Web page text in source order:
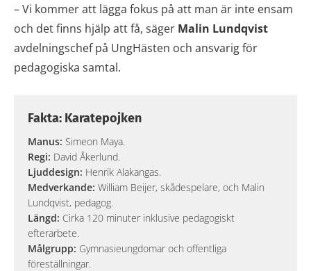
– Vi kommer att lägga fokus på att man är inte ensam
och det finns hjälp att få, säger Malin Lundqvist
avdelningschef på UngHästen och ansvarig för
pedagogiska samtal.
Fakta: Karatepojken
Manus: Simeon Maya.
Regi: David Åkerlund.
Ljuddesign: Henrik Alakangas.
Medverkande: William Beijer, skådespelare, och Malin
Lundqvist, pedagog.
Längd: Cirka 120 minuter inklusive pedagogiskt
efterarbete.
Målgrupp: Gymnasieungdomar och offentliga
föreställningar.